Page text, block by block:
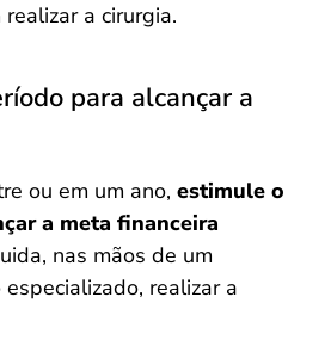
a cirurgia.
para alcançar a
ou em um ano, estimule o
a meta financeira
nas mãos de um
realizar a